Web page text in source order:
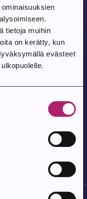
tietoja muihin
on kerätty, kun
evästeet
35-
39750 Kuivasjärvi